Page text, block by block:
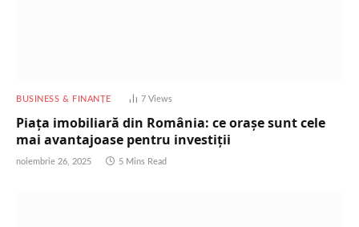
BUSINESS & FINANȚE 7 Views
Piața imobiliară din România: ce orașe sunt cele
mai avantajoase pentru investiții
noiembrie 26, 2025 5 Mins Read